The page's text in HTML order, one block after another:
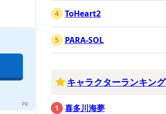
ToHeart2
PARA-SOL
キャラクターランキング
喜多川海夢